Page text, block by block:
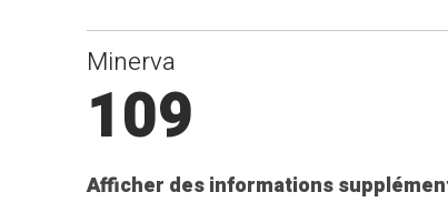
Minerva
109
Afficher des informations